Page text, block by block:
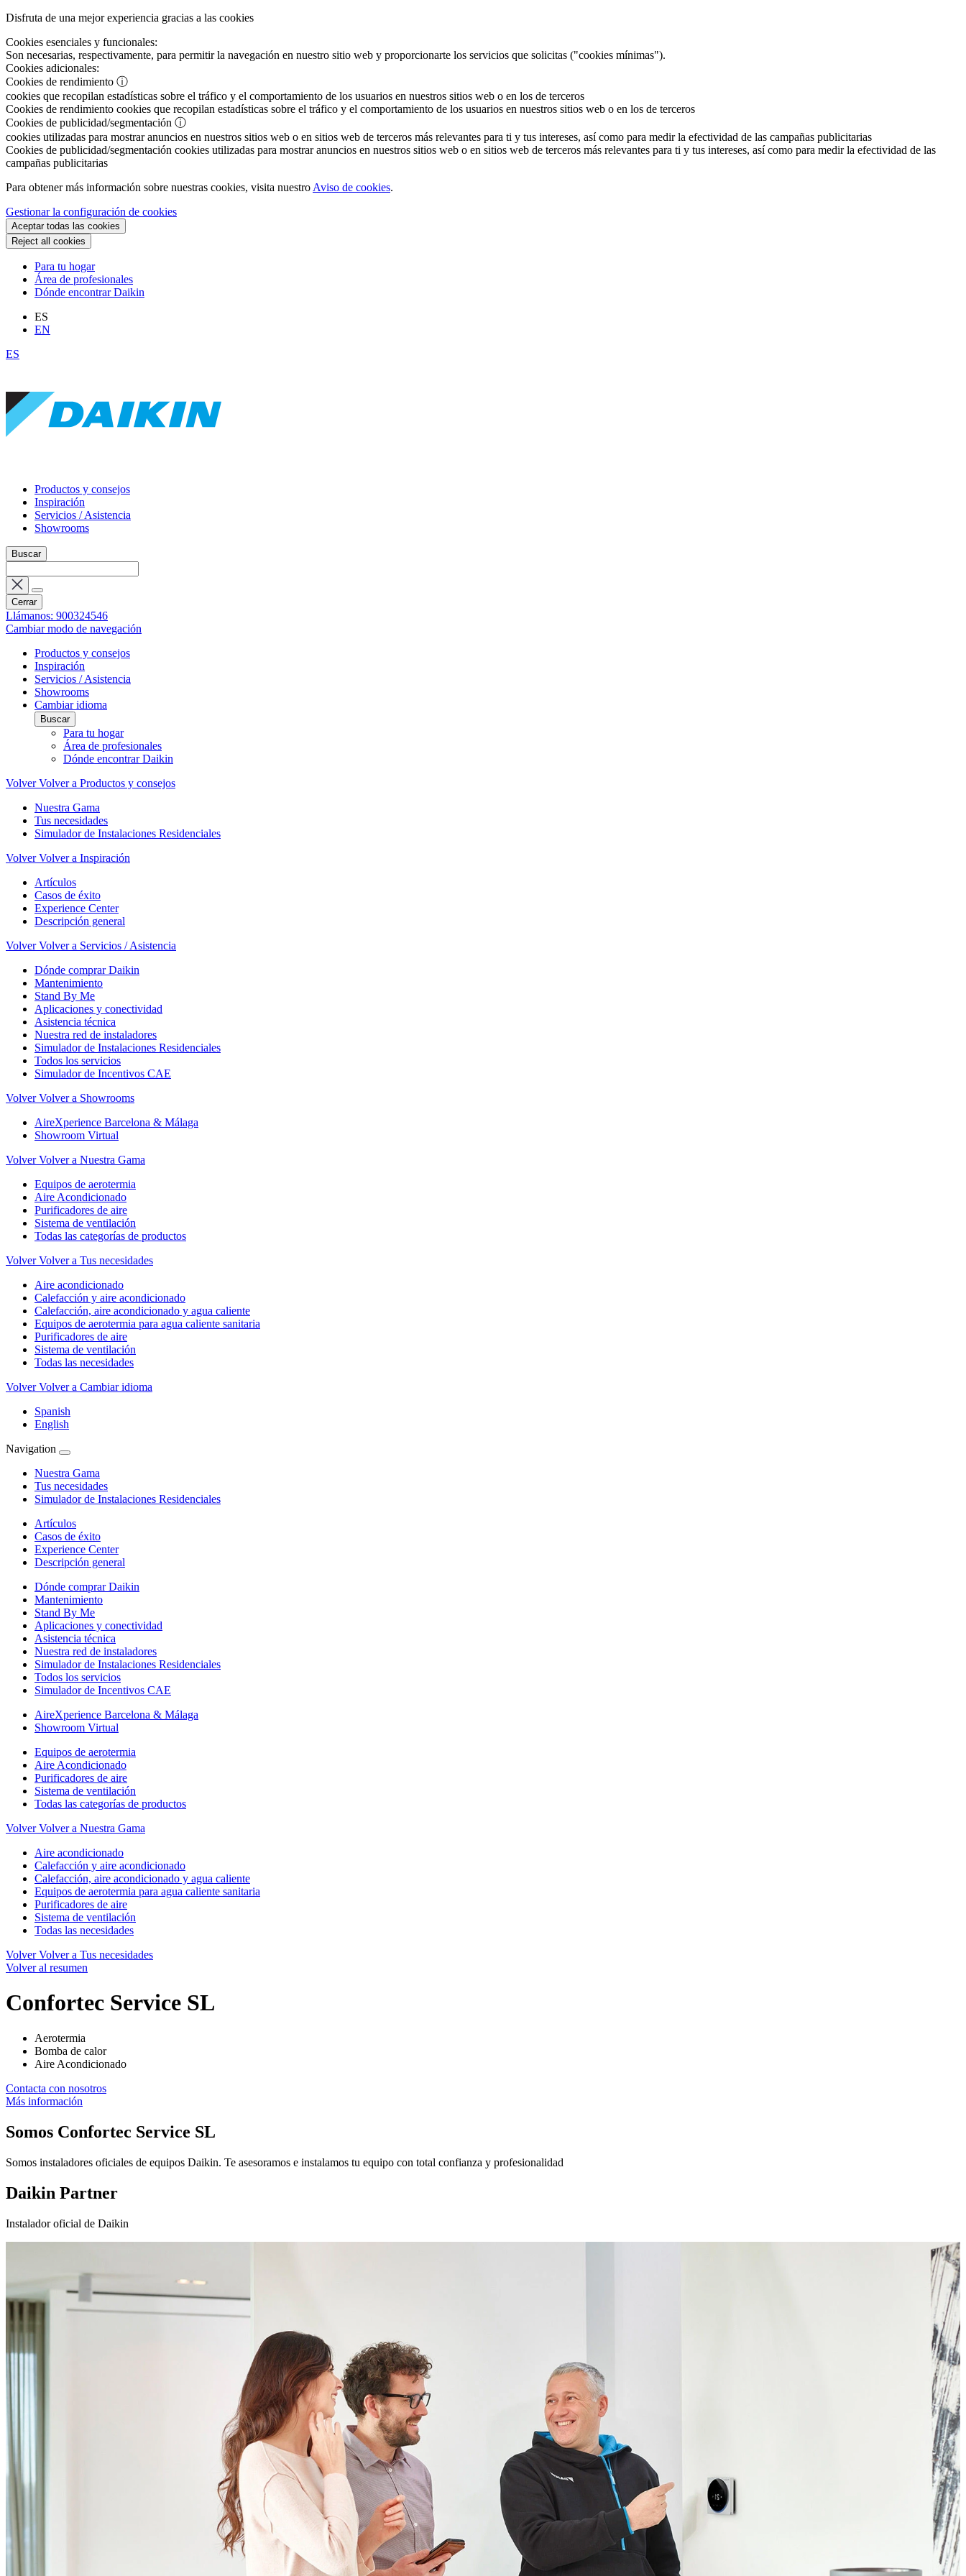
Disfruta de una mejor experiencia gracias a las cookies
Cookies esenciales y funcionales:
Son necesarias, respectivamente, para permitir la navegación en nuestro sitio web y proporcionarte los servicios que solicitas ("cookies mínimas").
Cookies adicionales:
Cookies de rendimiento ⓘ
cookies que recopilan estadísticas sobre el tráfico y el comportamiento de los usuarios en nuestros sitios web o en los de terceros
Cookies de rendimiento cookies que recopilan estadísticas sobre el tráfico y el comportamiento de los usuarios en nuestros sitios web o en los de terceros
Cookies de publicidad/segmentación ⓘ
cookies utilizadas para mostrar anuncios en nuestros sitios web o en sitios web de terceros más relevantes para ti y tus intereses, así como para medir la efectividad de las campañas publicitarias
Cookies de publicidad/segmentación cookies utilizadas para mostrar anuncios en nuestros sitios web o en sitios web de terceros más relevantes para ti y tus intereses, así como para medir la efectividad de las
campañas publicitarias
Para obtener más información sobre nuestras cookies, visita nuestro Aviso de cookies.
Gestionar la configuración de cookies
Aceptar todas las cookies
Reject all cookies
Para tu hogar
Área de profesionales
Dónde encontrar Daikin
ES
EN
ES
Productos y consejos
Inspiración
Servicios / Asistencia
Showrooms
Buscar
Cerrar
Llámanos: 900324546
Cambiar modo de navegación
Productos y consejos
Inspiración
Servicios / Asistencia
Showrooms
Cambiar idioma
Buscar
Para tu hogar
Área de profesionales
Dónde encontrar Daikin
Volver Volver a Productos y consejos
Nuestra Gama
Tus necesidades
Simulador de Instalaciones Residenciales
Volver Volver a Inspiración
Artículos
Casos de éxito
Experience Center
Descripción general
Volver Volver a Servicios / Asistencia
Dónde comprar Daikin
Mantenimiento
Stand By Me
Aplicaciones y conectividad
Asistencia técnica
Nuestra red de instaladores
Simulador de Instalaciones Residenciales
Todos los servicios
Simulador de Incentivos CAE
Volver Volver a Showrooms
AireXperience Barcelona & Málaga
Showroom Virtual
Volver Volver a Nuestra Gama
Equipos de aerotermia
Aire Acondicionado
Purificadores de aire
Sistema de ventilación
Todas las categorías de productos
Volver Volver a Tus necesidades
Aire acondicionado
Calefacción y aire acondicionado
Calefacción, aire acondicionado y agua caliente
Equipos de aerotermia para agua caliente sanitaria
Purificadores de aire
Sistema de ventilación
Todas las necesidades
Volver Volver a Cambiar idioma
Spanish
English
Navigation
Nuestra Gama
Tus necesidades
Simulador de Instalaciones Residenciales
Artículos
Casos de éxito
Experience Center
Descripción general
Dónde comprar Daikin
Mantenimiento
Stand By Me
Aplicaciones y conectividad
Asistencia técnica
Nuestra red de instaladores
Simulador de Instalaciones Residenciales
Todos los servicios
Simulador de Incentivos CAE
AireXperience Barcelona & Málaga
Showroom Virtual
Equipos de aerotermia
Aire Acondicionado
Purificadores de aire
Sistema de ventilación
Todas las categorías de productos
Volver Volver a Nuestra Gama
Aire acondicionado
Calefacción y aire acondicionado
Calefacción, aire acondicionado y agua caliente
Equipos de aerotermia para agua caliente sanitaria
Purificadores de aire
Sistema de ventilación
Todas las necesidades
Volver Volver a Tus necesidades
Volver al resumen
Confortec Service SL
Aerotermia
Bomba de calor
Aire Acondicionado
Contacta con nosotros
Más información
Somos Confortec Service SL
Somos instaladores oficiales de equipos Daikin. Te asesoramos e instalamos tu equipo con total confianza y profesionalidad
Daikin Partner
Instalador oficial de Daikin